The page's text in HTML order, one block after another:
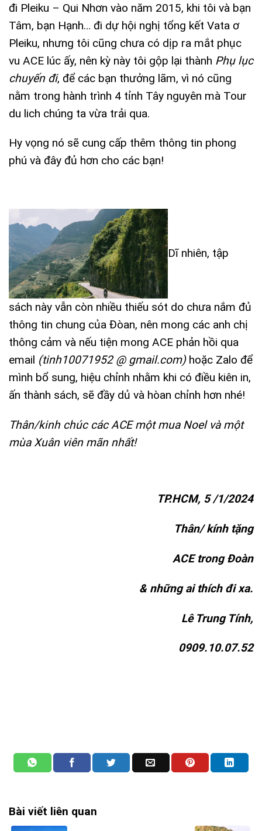
đi Pleiku – Qui Nhơn vào năm 2015, khi tôi và bạn
Tâm, bạn Hạnh… đi dự hội nghị tổng kết Vata ơ
Pleiku, nhưng tôi cũng chưa có dịp ra mắt phục
vu ACE lúc ấy, nên kỳ này tôi gộp lại thành Phụ lục
chuyến đi, để các bạn thưởng lãm, vì nó cũng
nằm trong hành trình 4 tỉnh Tây nguyên mà Tour
du lich chúng ta vừa trải qua.
Hy vọng nó sẽ cung cấp thêm thông tin phong
phú và đây đủ hơn cho các bạn!
Dĩ nhiên, tập
sách này vẫn còn nhiều thiếu sót do chưa nắm đủ
thông tin chung của Đòan, nên mong các anh chị
thông cảm và nếu tiện mong ACE phản hồi qua
email (tinh10071952 @ gmail.com)hoặc Zalo để
mình bổ sung, hiệu chỉnh nhằm khi có điều kiên in,
ấn thành sách, sẽ đầy dủ và hòan chỉnh hơn nhé!
Thân/kinh chúc các ACE một mua Noel và một
mùa Xuân viên mãn nhất!
TP.HCM, 5 /1/2024
Thân/ kính tặng
ACE trong Đoàn
& những ai thích đi xa.
Lê Trung Tính,
0909.10.07.52
Bài viết liên quan